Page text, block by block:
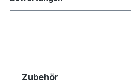
Produktgalerie überspringen
Zubehör